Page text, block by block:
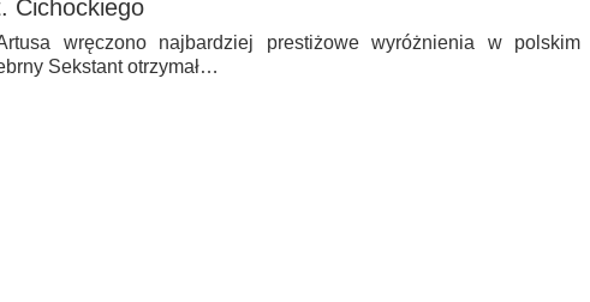
Cichockiego
wręczono najbardziej prestiżowe wyróżnienia w polskim
Sekstant otrzymał…